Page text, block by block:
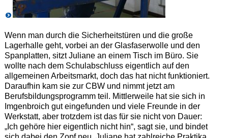
Wenn man durch die Sicherheitstüren und die große
Lagerhalle geht, vorbei an der Glasfaserwolle und den
Spanplatten, sitzt Juliane an einem Tisch im Büro. Sie
wollte nach dem Schulabschluss eigentlich auf den
allgemeinen Arbeitsmarkt, doch das hat nicht funktioniert.
Daraufhin kam sie zur CBW und nimmt jetzt am
Berufsbildungsprogramm teil. Mittlerweile hat sie sich in
Imgenbroich gut eingefunden und viele Freunde in der
Werkstatt, aber trotzdem ist das für sie nicht von Dauer:
„Ich gehöre hier eigentlich nicht hin“, sagt sie, und bindet